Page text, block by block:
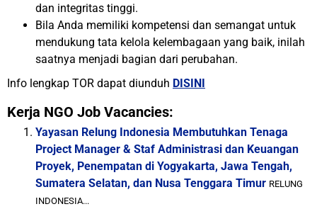
dan integritas tinggi.
Bila Anda memiliki kompetensi dan semangat untuk
mendukung tata kelola kelembagaan yang baik, inilah
saatnya menjadi bagian dari perubahan.
Info lengkap TOR dapat diunduh DISINI
Kerja NGO Job Vacancies:
Yayasan Relung Indonesia Membutuhkan Tenaga
Project Manager & Staf Administrasi dan Keuangan
Proyek, Penempatan di Yogyakarta, Jawa Tengah,
Sumatera Selatan, dan Nusa Tenggara Timur RELUNG
INDONESIA...